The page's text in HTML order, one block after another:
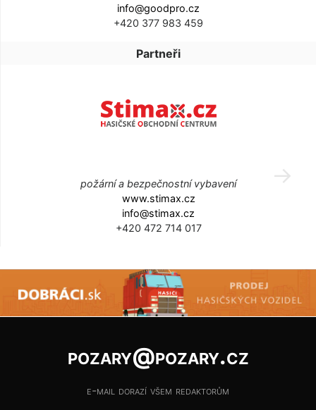
info@goodpro.cz
+420 377 983 459
Partneři
požární a bezpečnostní vybavení
www.stimax.cz
info@stimax.cz
+420 472 714 017
pozary@pozary.cz
e-mail dorazí všem redaktorům